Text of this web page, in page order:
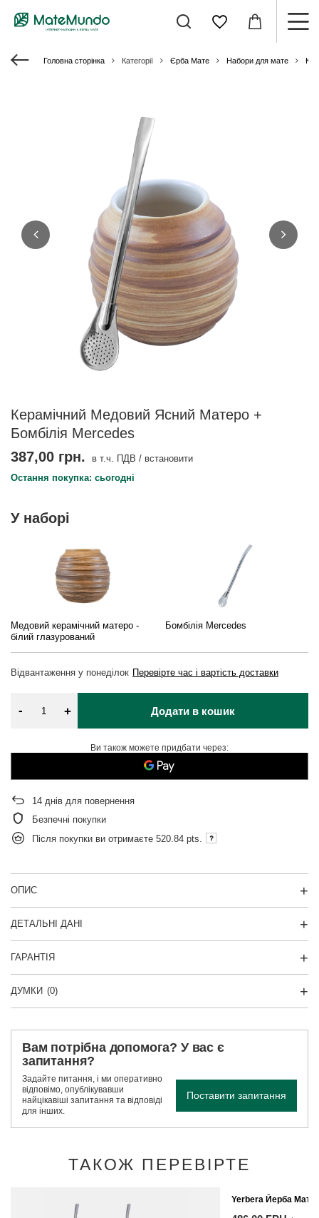
Головна сторінка Категорії Єрба Мате Набори для мате
Керамічний Медовий Ясний Матеро +
Бомбілія Mercedes
У наборі
Медовий керамічний матеро -
білий глазурований
Бомбілія Mercedes
Відвантаження у понеділок Перевірте час і вартість доставки
387,00 грн. в т.ч. ПДВ / встановити
Остання покупка: сьогодні
- + Додати в кошик
Ви також можете придбати через:
14 днів для повернення
Безпечні покупки
Після покупки ви отримаєте 520.84 pts.
ОПИС
ДЕТАЛЬНІ ДАНІ
ГАРАНТІЯ
ДУМКИ (0)
Вам потрібна допомога? У вас є
запитання?
Задайте питання, і ми оперативно
відповімо, опублікувавши
найцікавіші запитання та відповіді
для інших.
Поставити запитання
ТАКОЖ ПЕРЕВІРТЕ
Yerbera Йерба Мате